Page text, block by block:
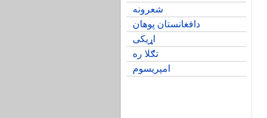
شعرونه
دافغانستان پوهان
اړیکی
تګلا ره
امپریسوم